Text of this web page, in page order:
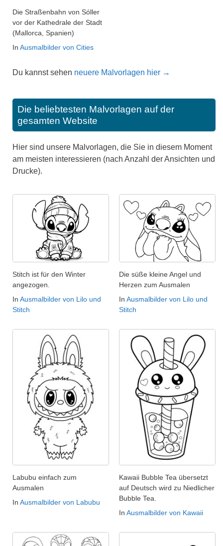
Die Straßenbahn von Sóller
vor der Kathedrale der Stadt
(Mallorca, Spanien)
In Ausmalbilder von Cities
Du kannst sehen neuere Malvorlagen hier →
Die beliebtesten Malvorlagen auf der
gesamten Website
Hier sind unsere Malvorlagen, die Sie in diesem Moment
am meisten interessieren (nach Anzahl der Ansichten und
Drucke).
Stitch ist für den Winter
angezogen.
In Ausmalbilder von Lilo und
Stitch
Die süße kleine Angel und
Herzen zum Ausmalen
In Ausmalbilder von Lilo und
Stitch
Labubu einfach zum
Ausmalen
In Ausmalbilder von Labubu
Kawaii Bubble Tea übersetzt
auf Deutsch wird zu Niedlicher
Bubble Tea.
In Ausmalbilder von Kawaii